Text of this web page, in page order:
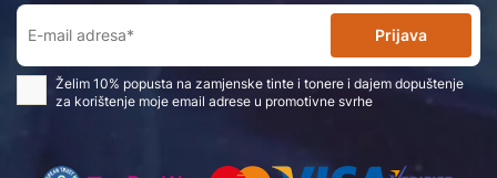
Prijava
Želim 10% popusta na zamjenske tinte i tonere i dajem dopuštenje
za korištenje moje email adrese u promotivne svrhe